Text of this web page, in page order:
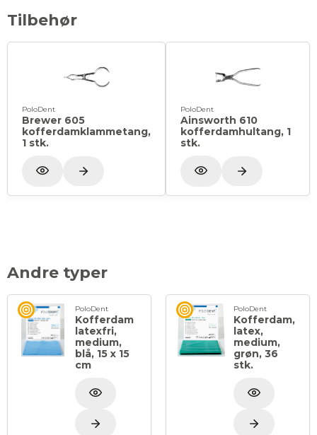
Tilbehør
PoloDent
Brewer 605
kofferdamklammetang,
1 stk.
PoloDent
Ainsworth 610
kofferdamhultang, 1
stk.
Andre typer
PoloDent
Kofferdam
latexfri,
medium,
blå, 15 x 15
cm
PoloDent
Kofferdam,
latex,
medium,
grøn, 36
stk.